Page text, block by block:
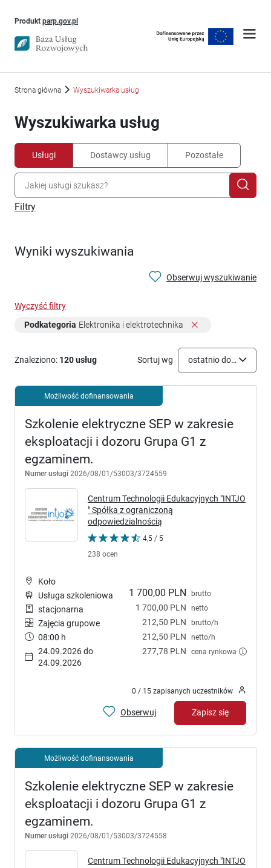
Produkt parp.gov.plUwaga, link otworzy się w nowym oknie
Strona główna Wyszukiwarka usług
Wyszukiwarka usług
Usługi Dostawcy usług Pozostałe
Filtry
Wyniki wyszukiwania
Obserwuj wyszukiwanie
Wyczyść filtry
Podkategoria Elektronika i elektrotechnika
Znaleziono: 120 usług Sortuj wg ostatnio dodane
Możliwość dofinansowania
Szkolenie elektryczne SEP w zakresie
eksploatacji i dozoru Grupa G1 z
egzaminem.
Numer usługi 2026/08/01/53003/3724559
Centrum Technologii Edukacyjnych "INTJO
" Spółka z ograniczoną
odpowiedzialnością
4,5 / 5
238 ocen
1 700,00 PLN brutto
1 700,00 PLN netto
212,50 PLN brutto/h
212,50 PLN netto/h
277,78 PLN cena rynkowa
Koło
Usługa szkoleniowa
stacjonarna
Zajęcia grupowe
08:00 h
24.09.2026 do
24.09.2026
0 / 15 zapisanych uczestników
Obserwuj Zapisz się
Możliwość dofinansowania
Szkolenie elektryczne SEP w zakresie
eksploatacji i dozoru Grupa G1 z
egzaminem.
Numer usługi 2026/08/01/53003/3724558
Centrum Technologii Edukacyjnych "INTJO